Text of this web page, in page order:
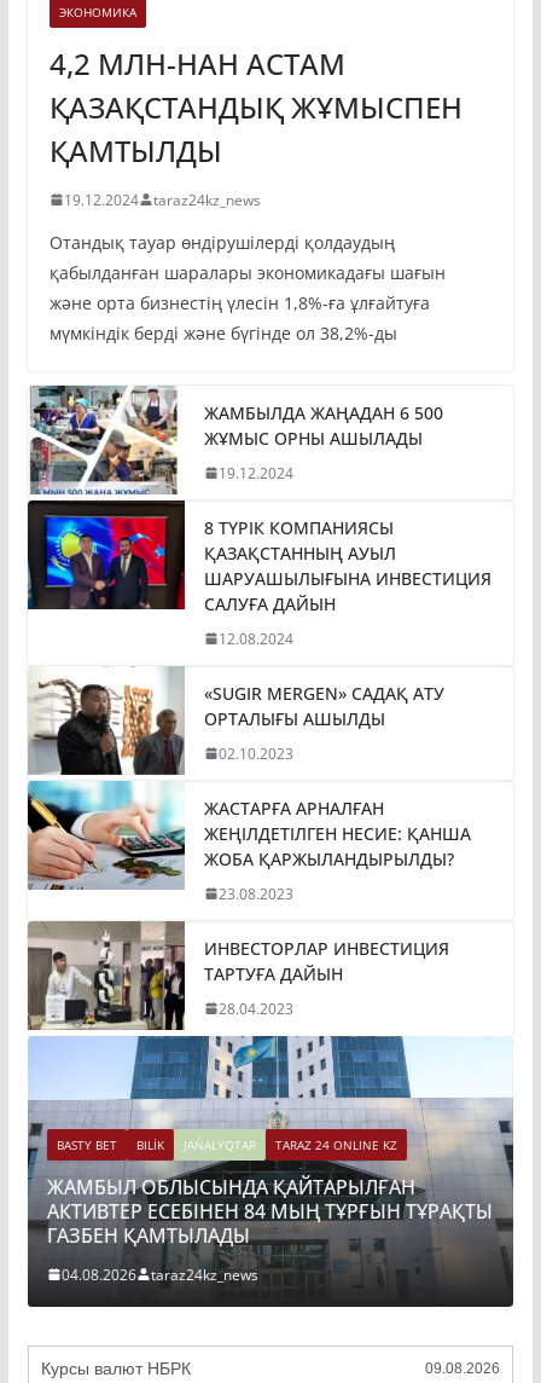
ЭКОНОМИКА
4,2 МЛН-НАН АСТАМ
ҚАЗАҚСТАНДЫҚ ЖҰМЫСПЕН
ҚАМТЫЛДЫ
19.12.2024 taraz24kz_news
Отандық тауар өндірушілерді қолдаудың
қабылданған шаралары экономикадағы шағын
және орта бизнестің үлесін 1,8%-ға ұлғайтуға
мүмкіндік берді және бүгінде ол 38,2%-ды
ЖАМБЫЛДА ЖАҢАДАН 6 500
ЖҰМЫС ОРНЫ АШЫЛАДЫ
19.12.2024
8 ТҮРІК КОМПАНИЯСЫ
ҚАЗАҚСТАННЫҢ АУЫЛ
ШАРУАШЫЛЫҒЫНА ИНВЕСТИЦИЯ
САЛУҒА ДАЙЫН
12.08.2024
«SUGIR MERGEN» САДАҚ АТУ
ОРТАЛЫҒЫ АШЫЛДЫ
02.10.2023
ЖАСТАРҒА АРНАЛҒАН
ЖЕҢІЛДЕТІЛГЕН НЕСИЕ: ҚАНША
ЖОБА ҚАРЖЫЛАНДЫРЫЛДЫ?
23.08.2023
ИНВЕСТОРЛАР ИНВЕСТИЦИЯ
ТАРТУҒА ДАЙЫН
28.04.2023
BASTY BET BILİK JAŃALYQTAR TARAZ 24 ONLINE KZ
ЖАМБЫЛ ОБЛЫСЫНДА ҚАЙТАРЫЛҒАН
АКТИВТЕР ЕСЕБІНЕН 84 МЫҢ ТҰРҒЫН ТҰРАҚТЫ
ГАЗБЕН ҚАМТЫЛАДЫ
04.08.2026 taraz24kz_news
Курсы валют НБРК 09.08.2026